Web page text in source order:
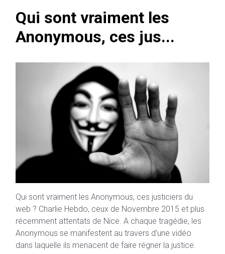
Qui sont vraiment les
Anonymous, ces jus...
Qui sont vraiment les Anonymous, ces justiciers du
web ? Charlie Hebdo, ceux de Novembre 2015 et plus
récemment attentats de Nice. A chaque tragédie, les
Anonymous se manifestent au travers d’une vidéo
dans laquelle ils menacent de faire régner la justice.